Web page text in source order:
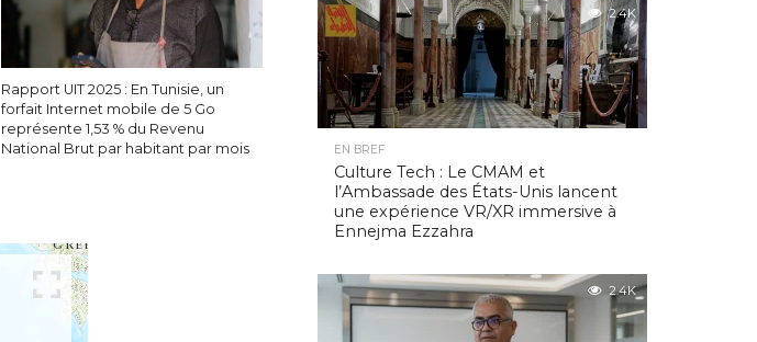
Rapport UIT 2025 : En Tunisie, un
forfait Internet mobile de 5 Go
représente 1,53 % du Revenu
National Brut par habitant par mois
2.4K
EN BREF
Culture Tech : Le CMAM et
l’Ambassade des États-Unis lancent
une expérience VR/XR immersive à
Ennejma Ezzahra
2.4K